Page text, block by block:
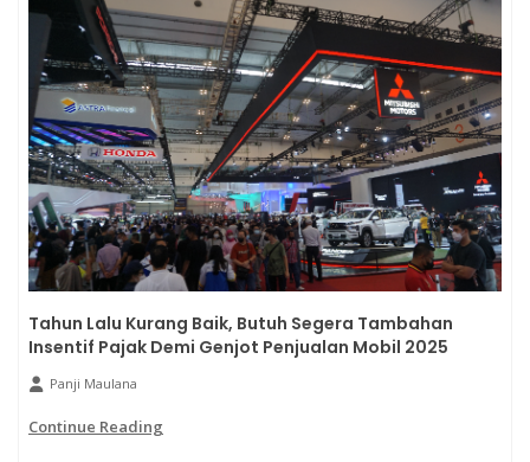
Tahun Lalu Kurang Baik, Butuh Segera Tambahan
Insentif Pajak Demi Genjot Penjualan Mobil 2025
Panji Maulana
Continue Reading